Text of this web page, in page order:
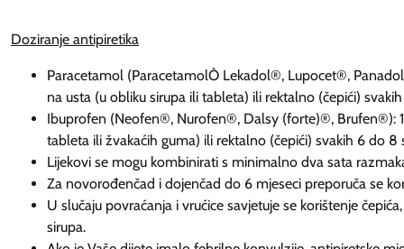
Doziranje antipiretika
Paracetamol (ParacetamolÒ Lekadol®,
na usta (u obliku sirupa ili tableta) ili rektalno (čepići)
Ibuprofen (Neofen®, Nurofen®, Dalsy (forte)®,
tableta ili žvakaćih guma) ili rektalno (čepići) svakih 6 do 8
Lijekovi se mogu kombinirati s minimalno dva sata
Za novorođenčad i dojenčad do 6 mjeseci preporuča se
U slučaju povraćanja i vrućice savjetuje se
sirupa.